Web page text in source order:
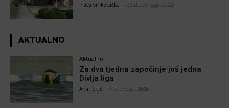
Plava vinkovačka 22 studenoga, 2022
AKTUALNO
Aktualno
Za dva tjedna započinje još jedna
Divlja liga
Ana Tokić 7 kolovoza, 2026